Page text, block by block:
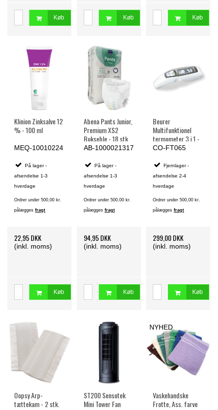
Køb Køb Køb
Klinion Zinksalve 12
% - 100 ml
MEQ-10010224
På lager -
afsendelse 1-3
hverdage
Ordrer under 500,00 kr.
pålæggesfragt
22,95 DKK
(inkl. moms)
Køb
Abena Pants Junior,
Premium XS2
Bukseble - 18 stk.
AB-1000021317
På lager -
afsendelse 1-3
hverdage
Ordrer under 500,00 kr.
pålægges fragt
94,95 DKK
(inkl. moms)
Køb
Beurer
Multifunktionel
termometer 3 i 1 -
Bedst i Test
CO-FT065
Fjernlager -
afsendelse 2-4
hverdage
Ordrer under 500,00 kr.
pålæggesfragt
299,00 DKK
(inkl. moms)
Køb
Oopsy Arp-
tættekam - 2 stk.
ST200 Sensotek
Mini Tower Fan
NYHED
Vaskehandske
Frotte, Ass. farve